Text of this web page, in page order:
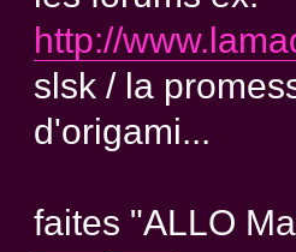
http://
slsk / la
d'origami...
faites "ALLO